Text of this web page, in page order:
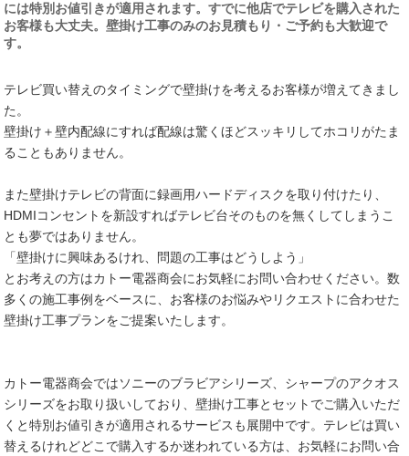
には特別お値引きが適用されます。すでに他店でテレビを購入された
お客様も大丈夫。壁掛け工事のみのお見積もり・ご予約も大歓迎で
す。
テレビ買い替えのタイミングで壁掛けを考えるお客様が増えてきまし
た。
壁掛け＋壁内配線にすれば配線は驚くほどスッキリしてホコリがたま
ることもありません。
また壁掛けテレビの背面に録画用ハードディスクを取り付けたり、
HDMIコンセントを新設すればテレビ台そのものを無くしてしまうこ
とも夢ではありません。
「壁掛けに興味あるけれ、問題の工事はどうしよう」
とお考えの方はカトー電器商会にお気軽にお問い合わせください。数
多くの施工事例をベースに、お客様のお悩みやリクエストに合わせた
壁掛け工事プランをご提案いたします。
カトー電器商会ではソニーのブラビアシリーズ、シャープのアクオス
シリーズをお取り扱いしており、壁掛け工事とセットでご購入いただ
くと特別お値引きが適用されるサービスも展開中です。テレビは買い
替えるけれどどこで購入するか迷われている方は、お気軽にお問い合